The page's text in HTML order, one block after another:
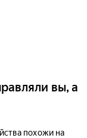
вы, а
похожи на